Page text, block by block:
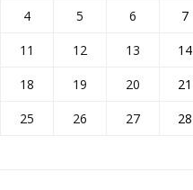
4 5 6 7
11 12 13 14
18 19 20 21
25 26 27 28